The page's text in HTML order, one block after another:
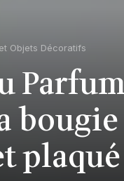
Objets Décoratifs